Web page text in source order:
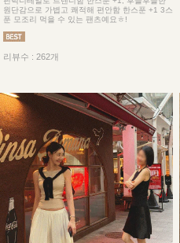
원단감으로 가볍고 쾌적해 편안함 한스푼 +1 3스
푼 모조리 먹을 수 있는 팬츠예요ㅎ!
리뷰수 : 262개